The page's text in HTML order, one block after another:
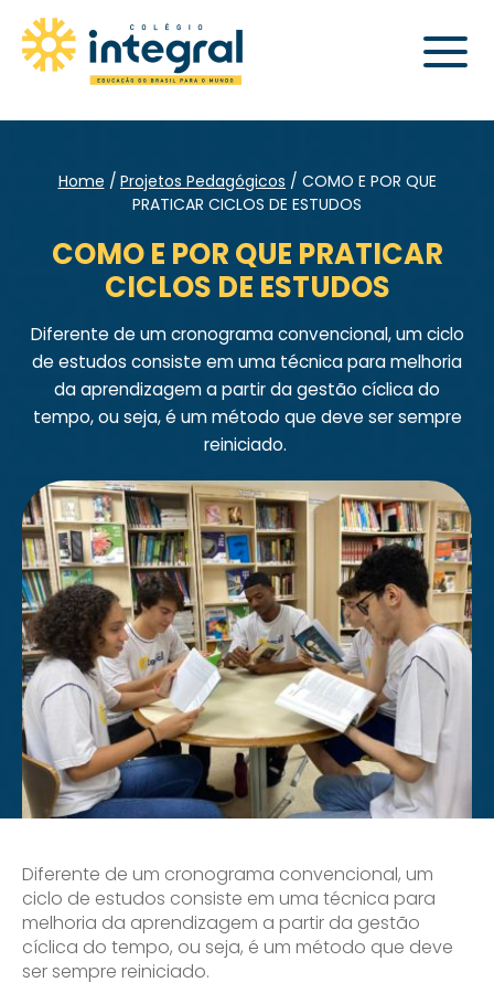
Home Projetos Pedagógicos
COMO E POR QUE
PRATICAR CICLOS DE ESTUDOS
COMO E POR QUE PRATICAR
CICLOS DE ESTUDOS
Diferente de um cronograma convencional, um ciclo
de estudos consiste em uma técnica para melhoria
da aprendizagem a partir da gestão cíclica do
tempo, ou seja, é um método que deve ser sempre
reiniciado.
Diferente de um cronograma convencional, um
ciclo de estudos consiste em uma técnica para
melhoria da aprendizagem a partir da gestão
cíclica do tempo, ou seja, é um método que deve
ser sempre reiniciado.